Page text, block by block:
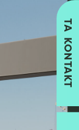
TA KONTAKT